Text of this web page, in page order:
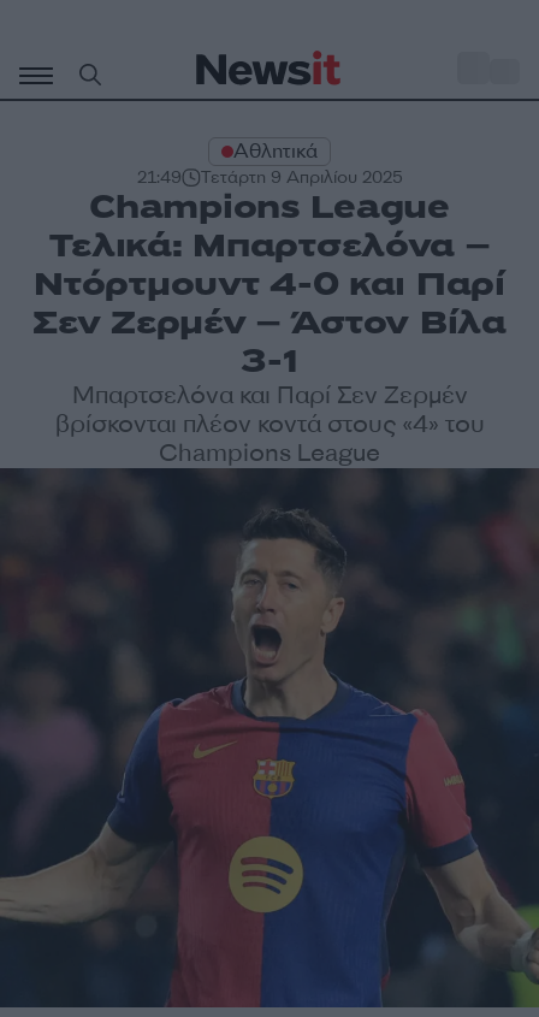
περιεχόμενο
Αθλητικά
21:49 Τετάρτη 9 Απριλίου 2025
Champions League
Τελικά: Μπαρτσελόνα –
Ντόρτμουντ 4-0 και Παρί
Σεν Ζερμέν – Άστον Βίλα
3-1
Μπαρτσελόνα και Παρί Σεν Ζερμέν
βρίσκονται πλέον κοντά στους «4» του
Champions League